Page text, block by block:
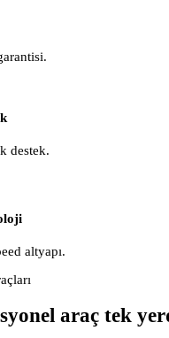
destek.
altyapı.
araç tek